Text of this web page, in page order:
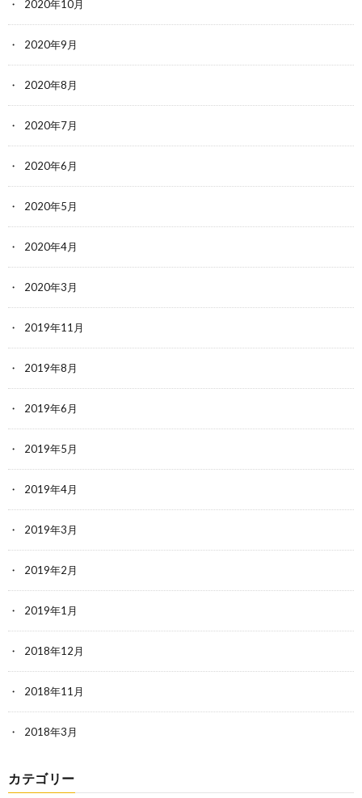
2020年10月
2020年9月
2020年8月
2020年7月
2020年6月
2020年5月
2020年4月
2020年3月
2019年11月
2019年8月
2019年6月
2019年5月
2019年4月
2019年3月
2019年2月
2019年1月
2018年12月
2018年11月
2018年3月
カテゴリー